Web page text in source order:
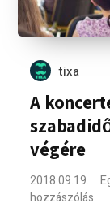
tixa
A
végére
2018.09.19.
hozzászólás